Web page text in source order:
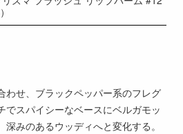
わせ、ブラックペッパー系のフレグ
でスパイシーなベースにベルガモッ
深みのあるウッディへと変化する。